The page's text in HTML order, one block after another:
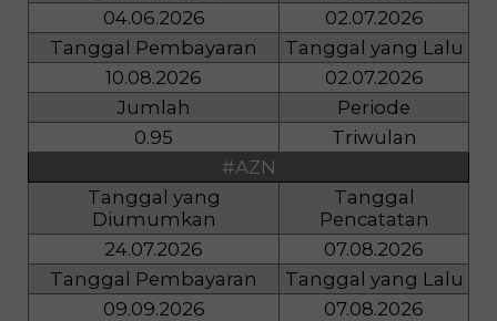
04.06.2026
02.07.2026
Tanggal Pembayaran
Tanggal yang Lalu
10.08.2026
02.07.2026
Jumlah
Periode
0.95
Triwulan
#AZN
Tanggal yang
Diumumkan
Tanggal
Pencatatan
24.07.2026
07.08.2026
Tanggal Pembayaran
Tanggal yang Lalu
09.09.2026
07.08.2026